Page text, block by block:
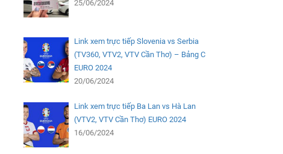
25/06/2024
Link xem trực tiếp Slovenia vs Serbia
(TV360, VTV2, VTV Cần Thơ) – Bảng C
EURO 2024
20/06/2024
Link xem trực tiếp Ba Lan vs Hà Lan
(VTV2, VTV Cần Thơ) EURO 2024
16/06/2024